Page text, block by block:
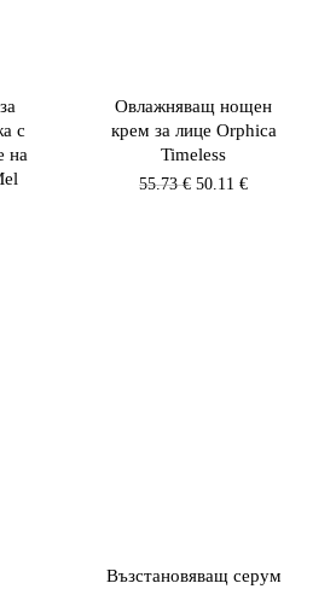
с
на
Овлажняващ нощен
крем за лице Orphica
Timeless
55.73€ Original
50.11€Текущата
Възстановяващ серум